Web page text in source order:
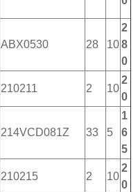
ABX0530 28 10
2
8
0
210211 2 10
2
0
214VCD081Z 33 5
1
6
5
210215 2 10
2
0